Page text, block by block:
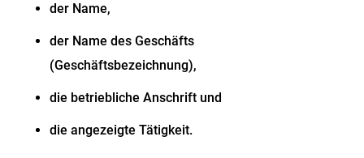
der Name,
der Name des Geschäfts
(Geschäftsbezeichnung),
die betriebliche Anschrift und
die angezeigte Tätigkeit.